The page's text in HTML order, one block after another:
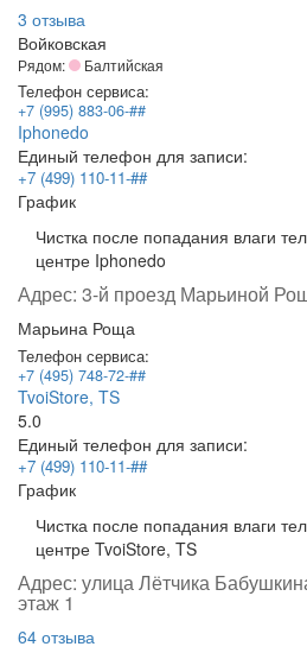
3 отзыва
Войковская
Рядом: Балтийская
Телефон сервиса:
+7 (995) 883-06-##
Iphonedo
Единый телефон для записи:
+7 (499) 110-11-##
График
Чистка после попадания влаги
центре Iphonedo
Адрес: 3-й проезд Марьиной
Марьина Роща
Телефон сервиса:
+7 (495) 748-72-##
TvoiStore, TS
5.0
Единый телефон для записи:
+7 (499) 110-11-##
График
Чистка после попадания влаги
центре TvoiStore, TS
Адрес: улица Лётчика
этаж 1
64 отзыва